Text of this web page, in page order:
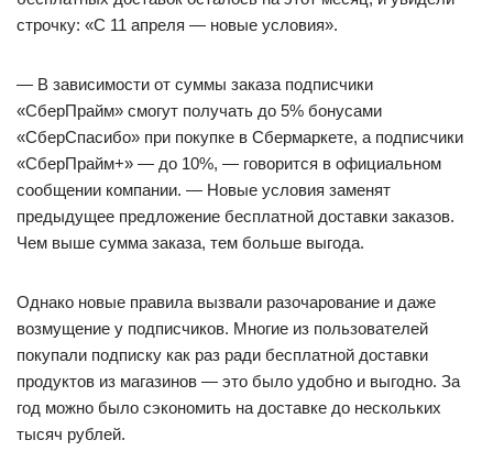
строчку: «С 11 апреля — новые условия».
— В зависимости от суммы заказа подписчики
«СберПрайм» смогут получать до 5% бонусами
«СберСпасибо» при покупке в Сбермаркете, а подписчики
«СберПрайм+» — до 10%, — говорится в официальном
сообщении компании. — Новые условия заменят
предыдущее предложение бесплатной доставки заказов.
Чем выше сумма заказа, тем больше выгода.
Однако новые правила вызвали разочарование и даже
возмущение у подписчиков. Многие из пользователей
покупали подписку как раз ради бесплатной доставки
продуктов из магазинов — это было удобно и выгодно. За
год можно было сэкономить на доставке до нескольких
тысяч рублей.